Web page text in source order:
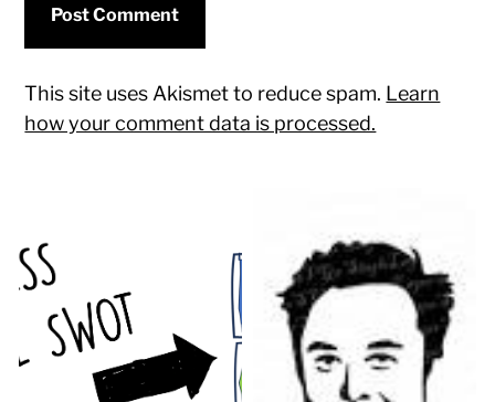
This site uses Akismet to reduce spam. Learn
how your comment data is processed.